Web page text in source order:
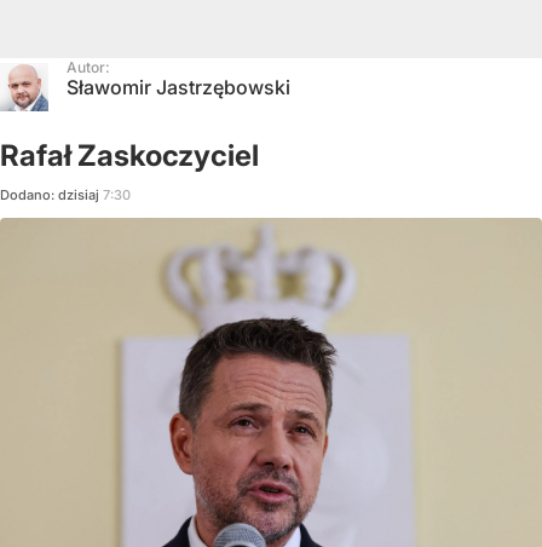
Autor:
Sławomir Jastrzębowski
Rafał Zaskoczyciel
Dodano: dzisiaj 7:30